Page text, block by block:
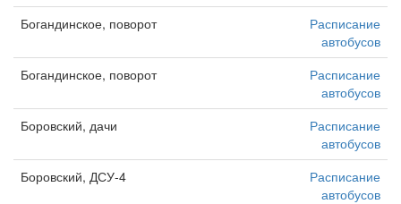
Богандинское, поворот
Расписание
автобусов
Богандинское, поворот
Расписание
автобусов
Боровский, дачи
Расписание
автобусов
Боровский, ДСУ-4
Расписание
автобусов